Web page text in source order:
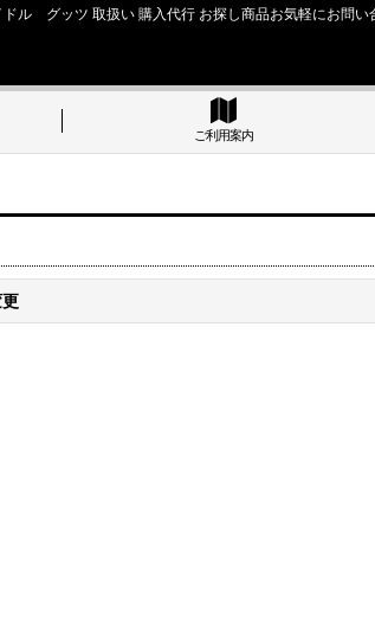
ル グッツ 取扱い 購入代行 お探し商品お気軽にお問い
ご利用案内